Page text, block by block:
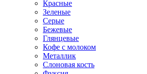
Красные
Зеленые
Серые
Бежевые
Глянцевые
Кофе с молоком
Металлик
Слоновая кость